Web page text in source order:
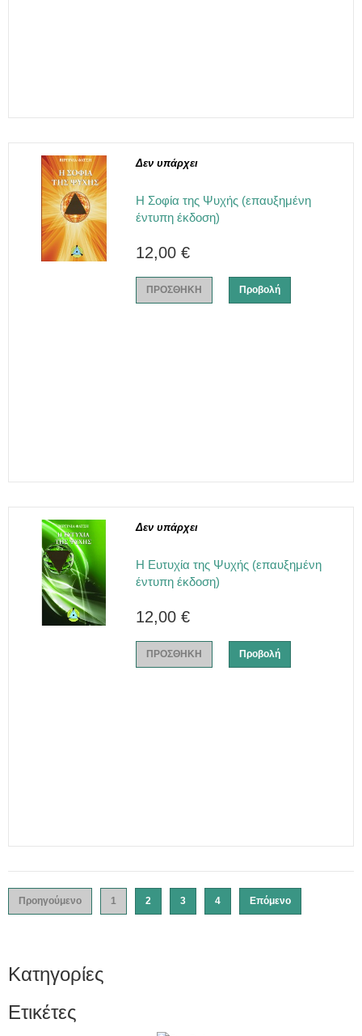
Δεν υπάρχει
Η Σοφία της Ψυχής (επαυξημένη
έντυπη έκδοση)
12,00 €
ΠΡΟΣΘΗΚΗ Προβολή
Δεν υπάρχει
Η Ευτυχία της Ψυχής (επαυξημένη
έντυπη έκδοση)
12,00 €
ΠΡΟΣΘΗΚΗ Προβολή
Προηγούμενο 1 2 3 4 Επόμενο
Κατηγορίες
Ετικέτες